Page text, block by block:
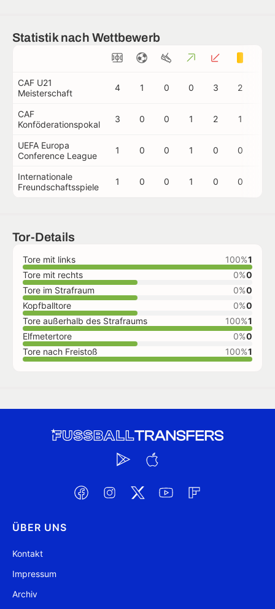
Statistik nach Wettbewerb
CAF U21
Meisterschaft
4 1 0 0 3 2
CAF
Konföderationspokal
3 0 0 1 2 1
UEFA Europa
Conference League
1 0 0 1 0 0
Internationale
Freundschaftsspiele
1 0 0 1 0 0
Tor-Details
Tore mit links 100%1
Tore mit rechts
0%0
Tore im Strafraum
0%0
Kopfballtore
0%0
Tore außerhalb des Strafraums
100%1
Elfmetertore
0%0
Tore nach Freistoß
100%1
ÜBER UNS
Kontakt
Impressum
Archiv